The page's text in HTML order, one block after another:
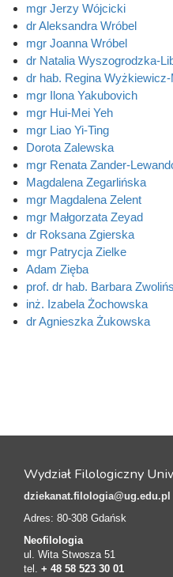
mgr Jerzy Wójcicki
dr Aleksandra Wróbel
mgr Joanna Wróbel
dr Natalia Wyszogrodzka-
dr hab. Regina
mgr Ilona Yakubovich
mgr Hui-Mei Yeh
mgr Liao Yi-Ting
Dorota Zalewska
mgr Renata Zander-
Magdalena Zegarlińska
mgr Magdalena Zelent
mgr Małgorzata Zeyad
dr Roksana Zgierska
mgr Patrycja Zielke
Adam Zięba
prof. dr hab. Barbara
inż. Izabela Żochowska
dr Agnieszka Żukowska
Wydział Filologiczny
dziekanat.filologia@ug.edu.pl
Adres: 80-308 Gdańsk
Neofilologia
ul. Wita Stwosza 51
tel. + 48 58 523 30 01